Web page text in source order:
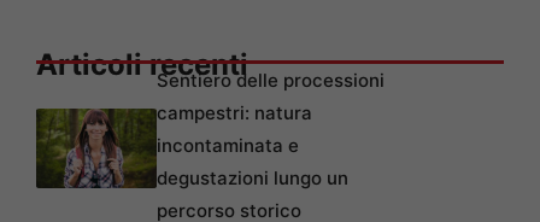
Articoli recentiSentiero delle processioni
campestri: natura
incontaminata e
degustazioni lungo un
percorso storico